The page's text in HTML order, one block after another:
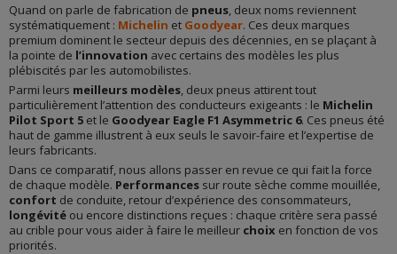
Quand on parle de fabrication de pneus, deux noms reviennent
systématiquement : Michelin et Goodyear. Ces deux marques
premium dominent le secteur depuis des décennies, en se plaçant à
la pointe de l’innovation avec certains des modèles les plus
plébiscités par les automobilistes.
Parmi leurs meilleurs modèles, deux pneus attirent tout
particulièrement l’attention des conducteurs exigeants : le Michelin
Pilot Sport 5 et le Goodyear Eagle F1 Asymmetric 6. Ces pneus été
haut de gamme illustrent à eux seuls le savoir-faire et l’expertise de
leurs fabricants.
Dans ce comparatif, nous allons passer en revue ce qui fait la force
de chaque modèle. Performances sur route sèche comme mouillée,
confort de conduite, retour d’expérience des consommateurs,
longévité ou encore distinctions reçues : chaque critère sera passé
au crible pour vous aider à faire le meilleur choix en fonction de vos
priorités.